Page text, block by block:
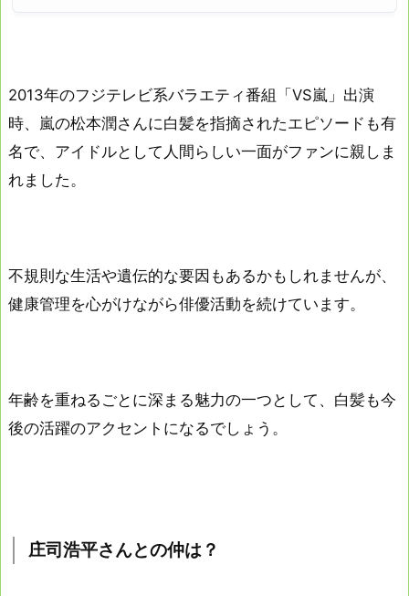
2013年のフジテレビ系バラエティ番組「VS嵐」出演
時、嵐の松本潤さんに白髪を指摘されたエピソードも有
名で、アイドルとして人間らしい一面がファンに親しま
れました。
不規則な生活や遺伝的な要因もあるかもしれませんが、
健康管理を心がけながら俳優活動を続けています。
年齢を重ねるごとに深まる魅力の一つとして、白髪も今
後の活躍のアクセントになるでしょう。
庄司浩平さんとの仲は？